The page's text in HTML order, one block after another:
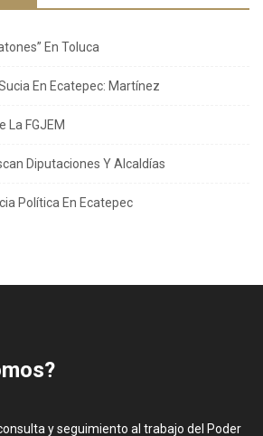
En Toluca
En Ecatepec: Martínez
La FGJEM
Diputaciones Y Alcaldías
Política En Ecatepec
y seguimiento al trabajo del Poder